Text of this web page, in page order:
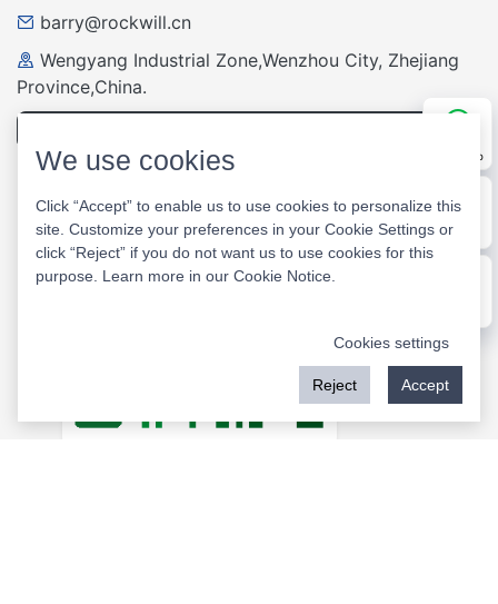
barry@rockwill.cn
Wengyang Industrial Zone,Wenzhou City, Zhejiang
Province,China.
Website
WhatsApp
E-mail
We use cookies
Click “Accept” to enable us to use cookies to personalize this
site. Customize your preferences in your Cookie Settings or
click “Reject” if you do not want us to use cookies for this
purpose. Learn more in our Cookie Notice
Cookies settings
Reject Accept